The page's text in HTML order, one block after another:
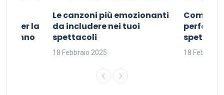
per la
sonno
Le canzoni più emozionanti
da includere nei tuoi
spettacoli
18 Febbraio 2025
Come
perfetta
18 Febbraio